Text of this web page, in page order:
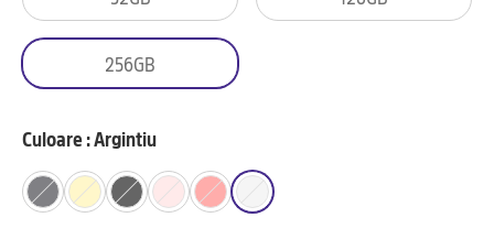
256GB
Culoare : Argintiu